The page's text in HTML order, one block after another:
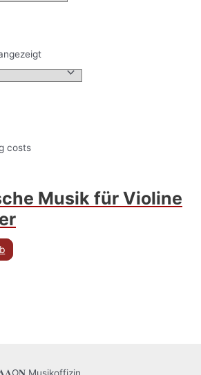
costs
Musik für Violine
Musikoffizin